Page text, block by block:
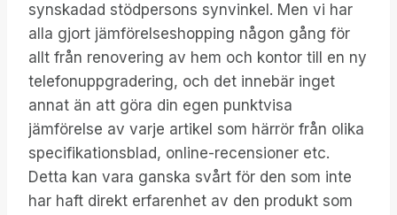
synskadad stödpersons synvinkel. Men vi har
alla gjort jämförelseshopping någon gång för
allt från renovering av hem och kontor till en ny
telefonuppgradering, och det innebär inget
annat än att göra din egen punktvisa
jämförelse av varje artikel som härrör från olika
specifikationsblad, online-recensioner etc.
Detta kan vara ganska svårt för den som inte
har haft direkt erfarenhet av den produkt som